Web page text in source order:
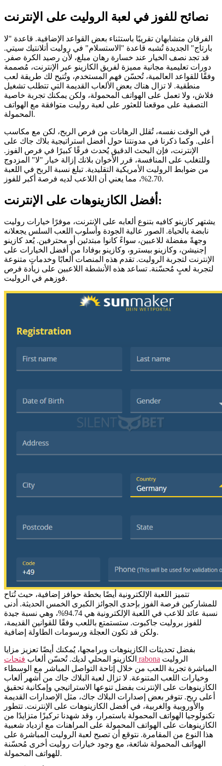
نصائح للفوز في لعبة الروليت على الإنترنت
الفرقان متشابهان تقريبًا باستثناء بعض القواعد الإضافية. قاعدة "لا
بارتاج" الجديدة تُشبه قاعدة "الاستسلام" في روليت أتلانتيك سيتي.
قد تجد نصف الخيار عند خسارة رهان مبلغ، لأن رصيد الكرة صفر.
دورات تعليمية مجانية مميزة لفريق الكازينو عبر الإنترنت، مُصممة
وفقًا للقواعد العالمية، تُحسّن فهم المستخدم، وتُتيح لك طريقة لعب
منطقية. لا تزال هناك بعض الألعاب القديمة التي تتطلب تشغيل
فلاش، ولا تعمل على الهواتف المحمولة، ولكن يمكنك تجربة خاصية
التصفية على موقعنا للعثور على لعبة روليت متوافقة مع الهواتف
المحمولة.
في الوقت نفسه، تُقلل الرهانات من فرص الربح، لكن مع مكاسب
أعلى. وكما ذكرنا في مدونتنا حول أفضل استراتيجية بلاك جاك على
الإنترنت، فإن البحث الدقيق يُحدث فرقًا كبيرًا في فرص الفوز.
وللتغلب على المنافسة، قرر الأخوان بلانك إزالة خيار "لا" المزدوج
من ضوابط الروليت الأمريكية التقليدية. تبلغ نسبة الربح في اللعبة
2.70%، مما يعني أن اللاعب لديه فرصة أكبر للفوز.
أفضل الكازينوهات على الإنترنت:
يشتهر كازينو كافيه بتنوع ألعابه على الإنترنت، موفرًا خيارات روليت
نابضة بالحياة. الصور عالية الجودة وأسلوب اللعب السلس يجعلانه
وجهةً مفضلة للاعبين، سواءً كانوا مبتدئين أو محترفين. يُعد كازينو
إجنيشن، وكازينو بيسترو، وكازينو بوفادا من أفضل الخيارات على
الإنترنت لتجربة الروليت. تقدم هذه المنصات ألعابًا وخدماتٍ متنوعة
لتجربة لعبٍ مُحسّنة. تساعد هذه الأنشطة اللاعبين على زيادة فرص
فوزهم في الروليت.
تتميز اللعبة الإلكترونية أيضًا بخطة حوافز إضافية، حيث تُتاح
للمشاركين فرصة الفوز بإحدى الجوائز الكبرى الخمس الحديثة. أدنى
نسبة عائد للاعب في اللعبة الإلكترونية هي 94.74%، وهي نسبة جيدة
للفوز بروليت جاكبوت. ستستمتع باللعب وفقًا للقوانين القديمة،
ولكن قد تكون العجلة ورسومات الطاولة إضافية.
بفضل تحديثات الكازينوهات وبرامجها، يُمكنك أيضًا تعزيز مزايا
الكازينو المحلي لديك. تُحسّن ألعاب فتحات rabona
المباشرة تجربة اللعب من خلال إتاحة التواصل المباشر مع الوسطاء
وخيارات اللعب المتنوعة. لا تزال لعبة البلاك جاك من أشهر ألعاب
الكازينوهات على الإنترنت بفضل تنوعها الاستراتيجي وإمكانية تحقيق
أعلى ربح. تتوفر بعض إصدارات البلاك جاك، مثل الإصدارات القديمة
والأوروبية والغربية، في أفضل الكازينوهات على الإنترنت. تتطور
تكنولوجيا الهواتف المحمولة باستمرار، وقد شهدنا تركيزًا متزايدًا من
الكازينوهات على الهواتف المحمولة على المراهنات مع ازدياد شعبية
هذا النوع من المقامرة. نتوقع أن تصبح لعبة الروليت المباشرة على
الهواتف المحمولة شائعة، مع وجود خيارات روليت أخرى مُحسّنة
للهواتف المحمولة.